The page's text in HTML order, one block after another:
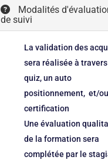
Modalités
de suivi
La validation des
sera réalisée à travers
quiz, un auto
positionnement, et/
certification
Une évaluation
de la formation sera
complétée par le